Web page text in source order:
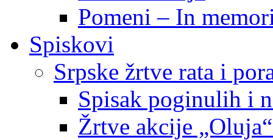
Pomeni – In
Spiskovi
Srpske žrtve rata i
Spisak poginulih i
Žrtve akcije